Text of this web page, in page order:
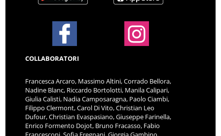
COLLABORATORI
Francesca Arcaro, Massimo Altini, Corrado Bellora,
Nadine Blanc, Riccardo Bortolotti, Manila Calipari,
Giulia Calisti, Nadia Camposaragna, Paolo Ciambi,
Filippo Clermont, Carol Di Vito, Christian Leo
Dufour, Christian Evaspasiano, Giuseppe Farinella,
Enrico Formento Dojot, Bruno Fracasso, Fabio